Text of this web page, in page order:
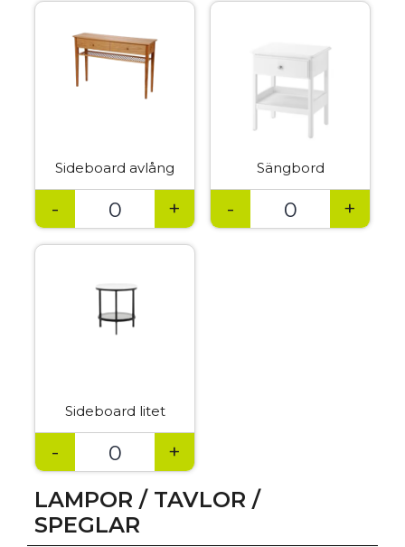
Sideboard avlång
- +
Sängbord
- +
Sideboard litet
- +
LAMPOR / TAVLOR /
SPEGLAR